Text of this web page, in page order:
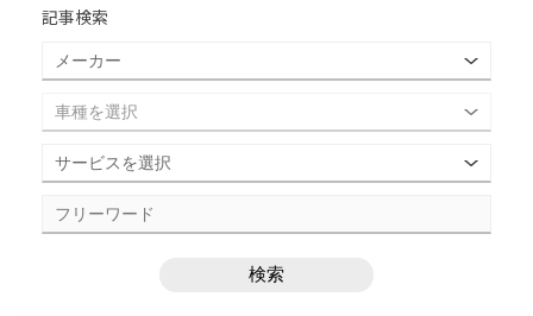
記事検索